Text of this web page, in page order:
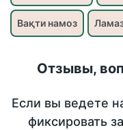
Вақти намоз
Отзывы,
Если вы ведете
фиксировать